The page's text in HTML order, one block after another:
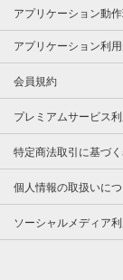
アプリケーション動
アプリケーション利
会員規約
プレミアムサービス
特定商法取引に基づ
個人情報の取扱いに
ソーシャルメディア